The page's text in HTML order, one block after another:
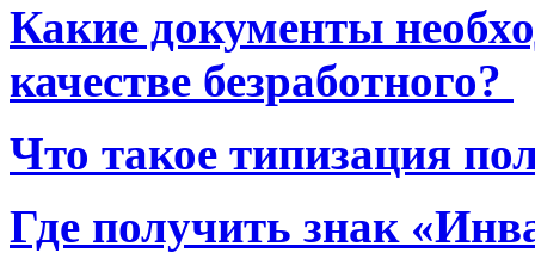
Какие документы
качестве безработного?
Что такое типизация
Где получить знак